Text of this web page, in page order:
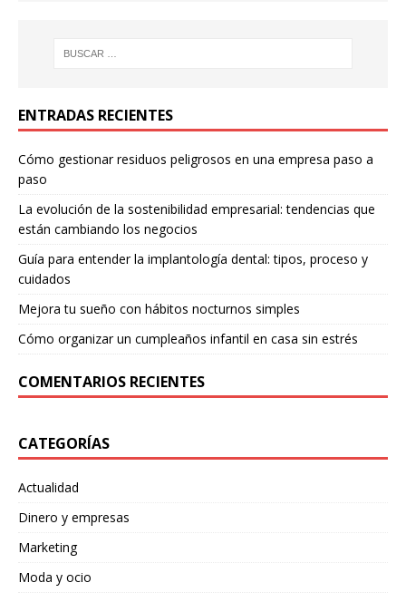
ENTRADAS RECIENTES
Cómo gestionar residuos peligrosos en una empresa paso a
paso
La evolución de la sostenibilidad empresarial: tendencias que
están cambiando los negocios
Guía para entender la implantología dental: tipos, proceso y
cuidados
Mejora tu sueño con hábitos nocturnos simples
Cómo organizar un cumpleaños infantil en casa sin estrés
COMENTARIOS RECIENTES
CATEGORÍAS
Actualidad
Dinero y empresas
Marketing
Moda y ocio